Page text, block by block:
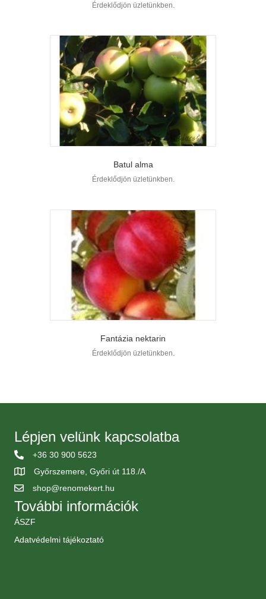
Érdeklődjön üzletünkben.
Batul alma
Érdeklődjön üzletünkben.
Fantázia nektarin
Érdeklődjön üzletünkben.
Lépjen velünk kapcsolatba
+36 30 900 5623
Győrszemere, Győri út 118./A
shop@renomekert.hu
További információk
ÁSZF
Adatvédelmi tájékoztató